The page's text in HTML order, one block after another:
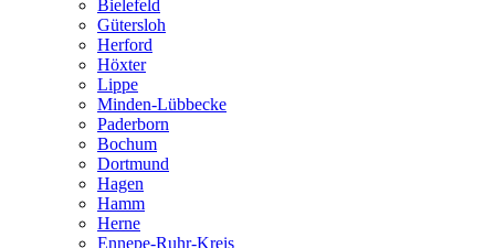
Bielefeld
Gütersloh
Herford
Höxter
Lippe
Minden-Lübbecke
Paderborn
Bochum
Dortmund
Hagen
Hamm
Herne
Ennepe-Ruhr-Kreis